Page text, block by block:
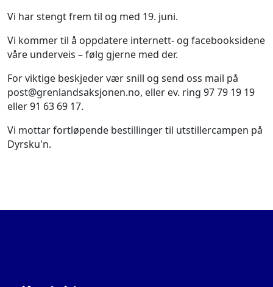
Vi har stengt frem til og med 19. juni.
Vi kommer til å oppdatere internett- og facebooksidene
våre underveis – følg gjerne med der.
For viktige beskjeder vær snill og send oss mail på
post@grenlandsaksjonen.no, eller ev. ring 97 79 19 19
eller 91 63 69 17.
Vi mottar fortløpende bestillinger til utstillercampen på
Dyrsku'n.